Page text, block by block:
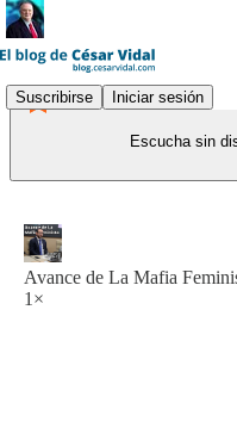
Suscribirse Iniciar sesión
Escucha sin
Avance de La Mafia
1×